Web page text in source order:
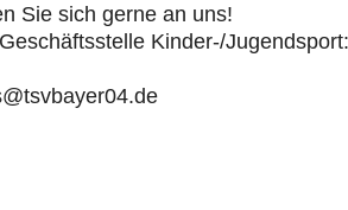
Sie sich gerne an uns!
Kinder-/Jugendsport: